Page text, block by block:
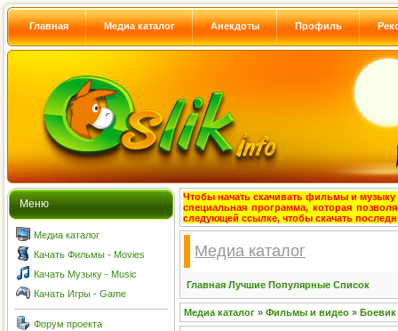
Главная Медиа каталог Анекдоты Профиль
Меню
Медиа каталог
Качать Фильмы - Movies
Качать Музыку - Music
Качать Игры - Game
Форум проекта
Чтобы начать скачивать фильмы и музыку
специальная программа, которая
следующей ссылке, чтобы скачать
Медиа каталог
Главная Лучшие Популярные Список
Медиа каталог » Фильмы и видео » Боевик